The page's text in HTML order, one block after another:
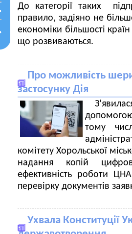
До категорії таких
правило, задіяно не
економіки більшості
що розвиваються.
Про можливість
застосунку Дія
тому
комітету Хорольської
надання копій
ефективність роботи
перевірку документів
Ухвала Конституції